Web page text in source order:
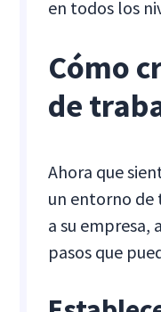
en todos los
Cómo
de
Ahora que
un entorno
a su empresa,
pasos que